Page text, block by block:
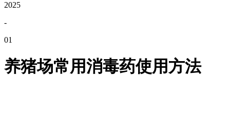
2025
-
01
养猪场常用消毒药使用方法